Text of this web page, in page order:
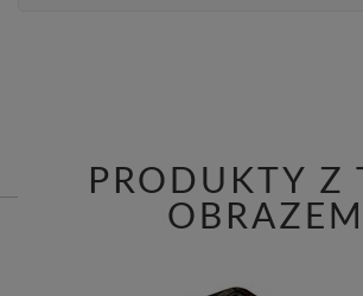
PRODUKTY Z
OBRAZEM